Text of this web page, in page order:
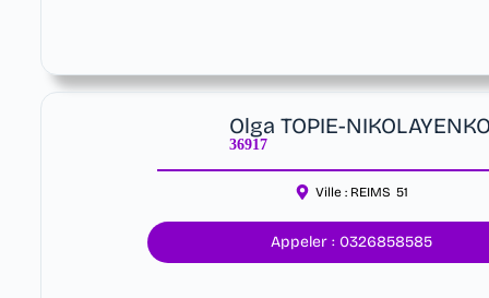
Olga TOPIE-
36917
Ville : REIMS 51
Appeler : 0326858585